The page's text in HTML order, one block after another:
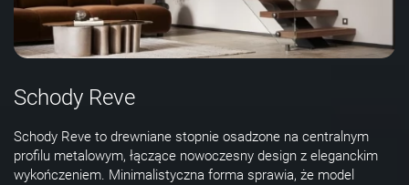
Schody Reve
Schody Reve to drewniane stopnie osadzone na centralnym
profilu metalowym, łączące nowoczesny design z eleganckim
wykończeniem. Minimalistyczna forma sprawia, że model